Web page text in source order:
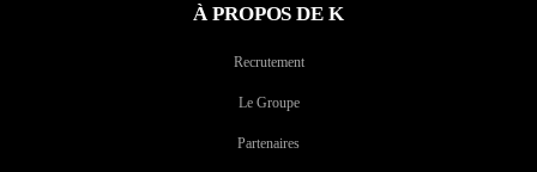
À PROPOS DE K
Recrutement
Le Groupe
Partenaires